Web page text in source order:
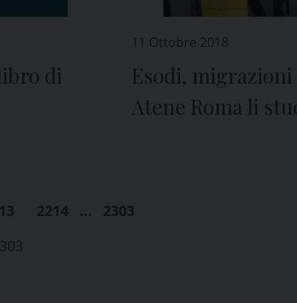
di
11 Ottobre 2018
Esodi, migrazioni
Atene Roma li
2214 …
2303